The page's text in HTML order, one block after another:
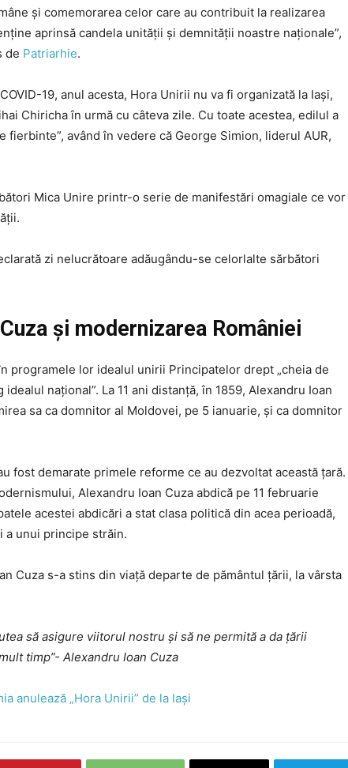
şi comemorarea celor care au contribuit la realizarea
aprinsă candela unităţii şi demnităţii noastre naţionale”,
de Patriarhie.
19, anul acesta, Hora Unirii nu va fi organizată la Iași,
Chiricha în urmă cu câteva zile. Cu toate acestea, edilul a
fierbinte”, având în vedere că George Simion, liderul AUR,
Mica Unire printr-o serie de manifestări omagiale ce vor
zi nelucrătoare adăugându-se celorlalte sărbători
și modernizarea României
programele lor idealul unirii Principatelor drept „cheia de
național”. La 11 ani distanță, în 1859, Alexandru Ioan
sa ca domnitor al Moldovei, pe 5 ianuarie, și ca domnitor
fost demarate primele reforme ce au dezvoltat această țară.
Alexandru Ioan Cuza abdică pe 11 februarie
acestei abdicări a stat clasa politică din acea perioadă,
a unui principe străin.
Cuza s-a stins din viață departe de pământul țării, la vârsta
să asigure viitorul nostru şi să ne permită a da ţării
timp”- Alexandru Ioan Cuza
anulează „Hora Unirii” de la Iași